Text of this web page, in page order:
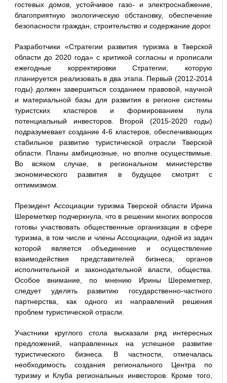
гостевых домов, устойчивое газо- и электроснабжение,
благоприятную экологическую обстановку, обеспечение
безопасности граждан, строительство и содержание дорог.
Разработчики «Стратегии развития туризма в Тверской
области до 2020 года» с критикой согласны и прописали
ежегодные корректировки Стратегии, которую
планируется реализовать в два этапа. Первый (2012-2014
годы) должен завершиться созданием правовой, научной
и материальной базы для развития в регионе системы
туристских кластеров и формированием пула
потенциальный инвесторов. Второй (2015-2020 годы)
подразумевает создание 4-6 кластеров, обеспечивающих
стабильное развитие туристической отрасли Тверской
области. Планы амбициозные, но вполне осуществимые.
Во всяком случае, в региональном министерстве
экономического развития в будущее смотрят с
оптимизмом.
Президент Ассоциации туризма Тверской области Ирина
Шереметкер подчеркнула, что в решении многих вопросов
готовы участвовать общественные организации в сфере
туризма, в том числе и члены Ассоциации, одной из задач
которой является объединение и осуществление
взаимодействия представителей бизнеса, органов
исполнительной и законодательной власти, общества.
Особое внимание, по мнению Ирины Шереметкер,
следует уделять развитию государственно-частного
партнерства, как одного из направлений решения
проблем туристической отрасли.
Участники круглого стола высказали ряд интересных
предложений, направленных на успешное развитие
туристического бизнеса. В частности, отмечалась
необходимость создания регионального Центра по
туризму и Клуба региональных инвесторов. Кроме того,